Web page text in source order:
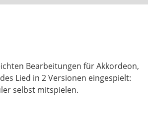
Bearbeitungen für Akkordeon,
Lied in 2 Versionen eingespielt:
selbst mitspielen.